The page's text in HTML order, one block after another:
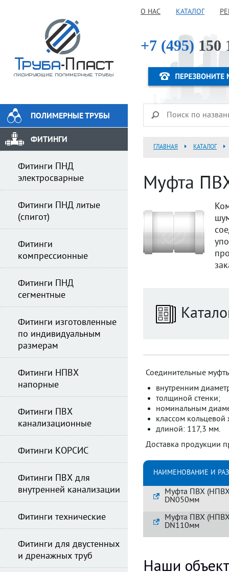
О НАС КАТАЛОГ
+7 (495) 150
ГЛАВНАЯ КАТАЛОГ
Муфта
Соединительные
внутренним
толщиной стенки;
номинальным
классом кольцевой
длиной: 117,3 мм.
Доставка продукции
НАИМЕНОВАНИЕ И
Муфта ПВХ
DN050мм
Муфта ПВХ
DN110мм
Наши
ПОЛИМЕРНЫЕ ТРУБЫ
ФИТИНГИ
Фитинги ПНД
электросварные
Фитинги ПНД литые
(спигот)
Фитинги
компрессионные
Фитинги ПНД
сегментные
Фитинги изготовленные
по индивидуальным
размерам
Фитинги НПВХ
напорные
Фитинги ПВХ
канализационные
Фитинги КОРСИС
Фитинги ПВХ для
внутренней канализации
Фитинги технические
Фитинги для двустенных
и дренажных труб